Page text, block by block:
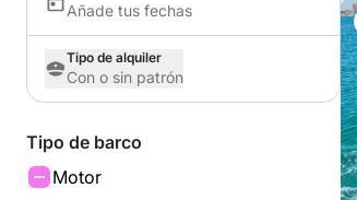
Añade tus fechas
Tipo de alquiler
Con o sin patrón
Tipo de barco
Motor